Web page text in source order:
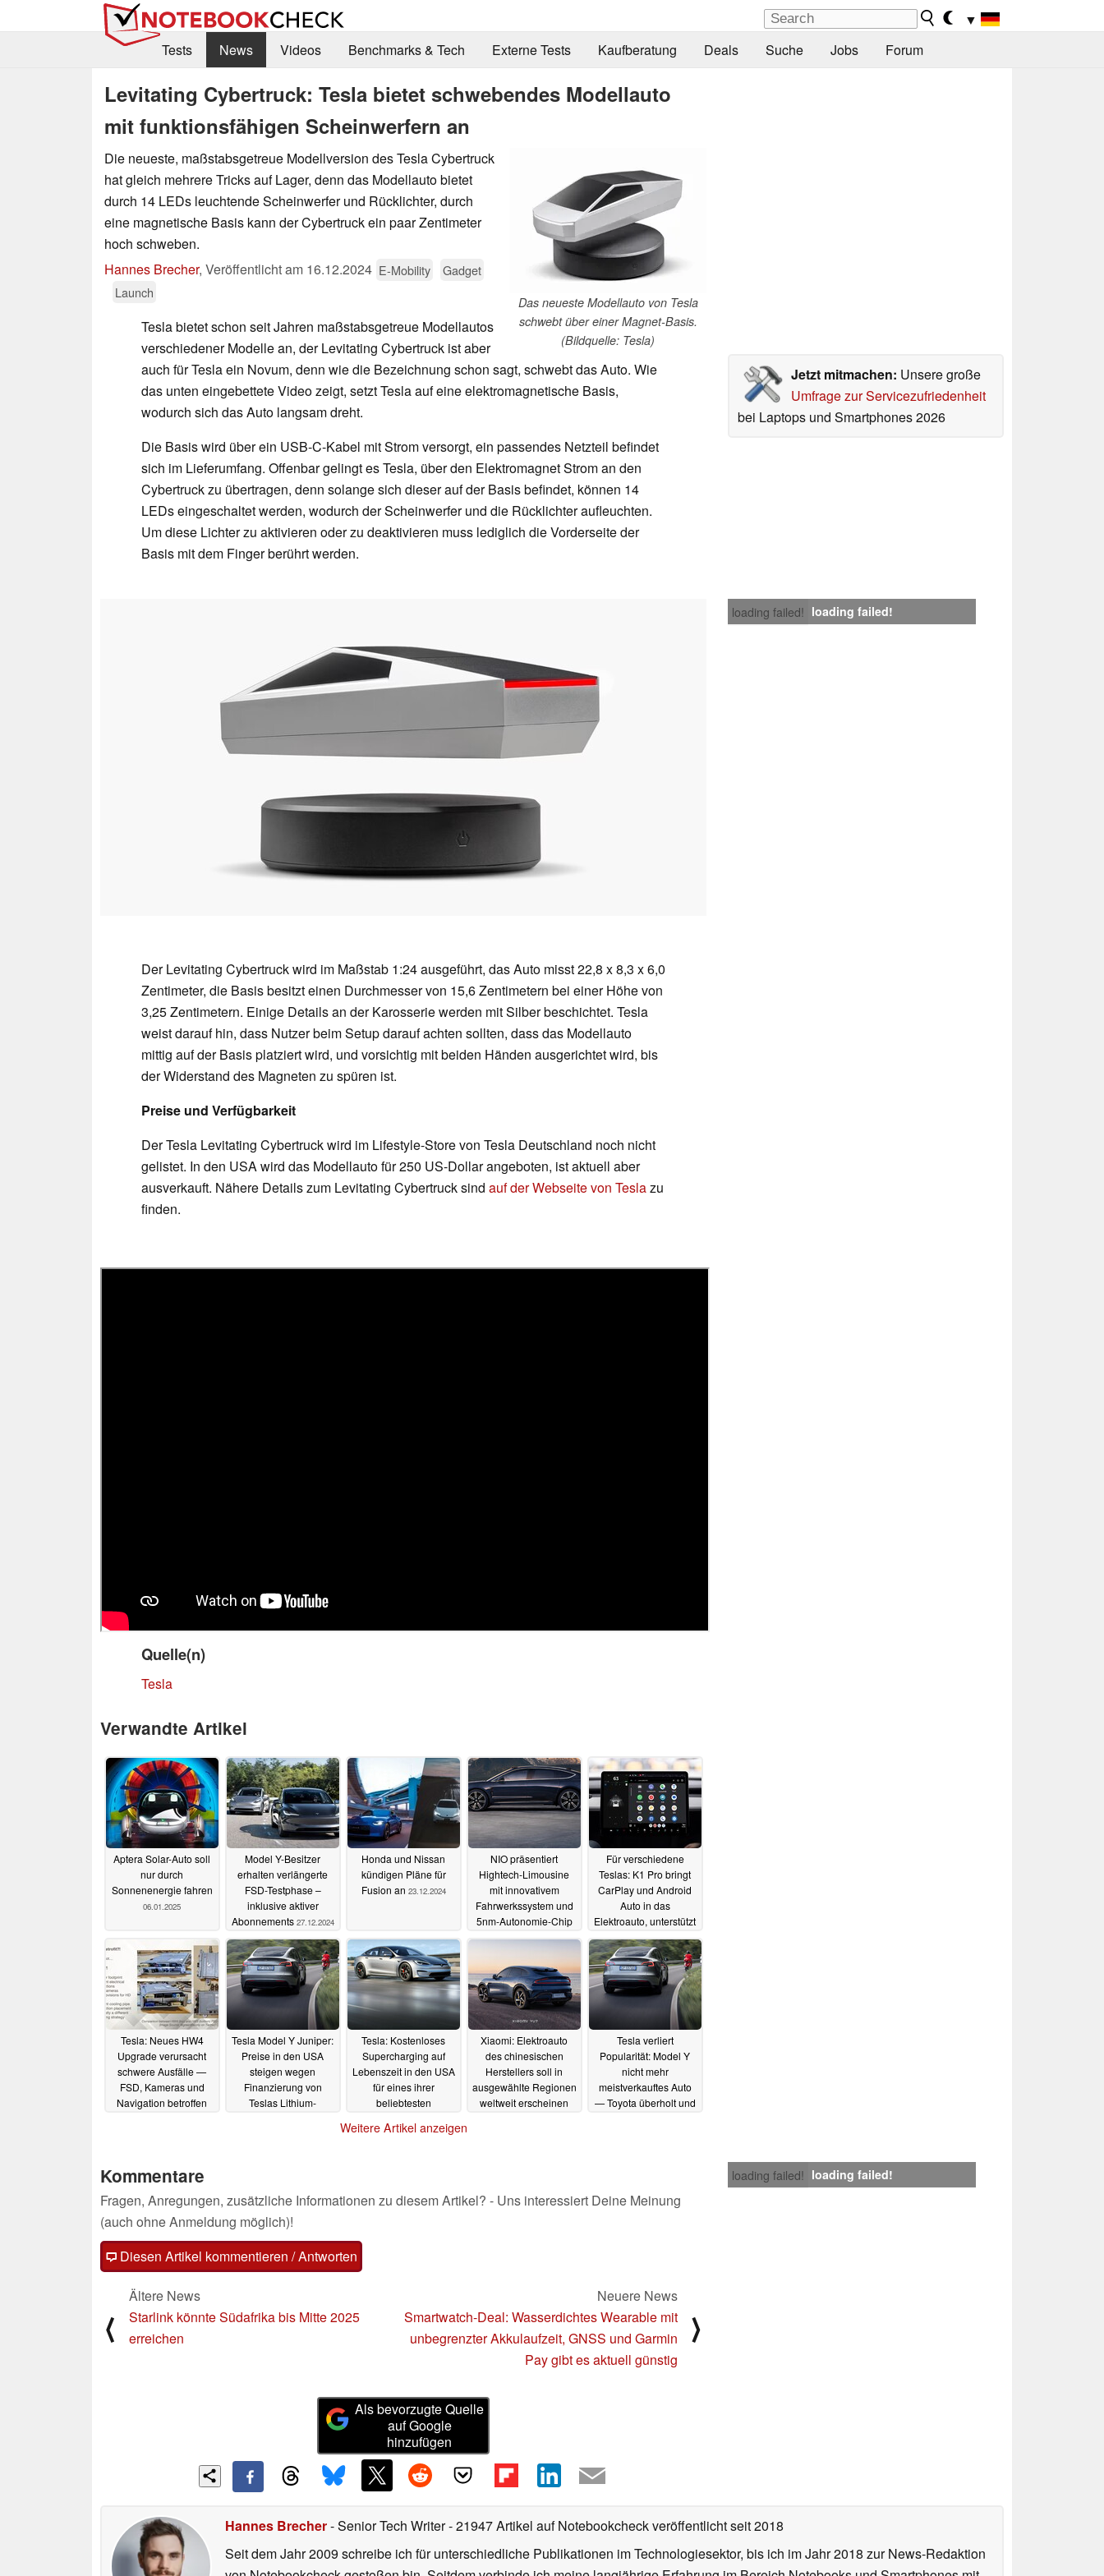
▼
Tests
News Videos Benchmarks & Tech Externe Tests Kaufberatung Deals Suche Jobs Forum
Levitating Cybertruck: Tesla bietet schwebendes Modellauto
mit funktionsfähigen Scheinwerfern an
Das neueste Modellauto von Tesla
schwebt über einer Magnet-Basis.
(Bildquelle: Tesla)
Die neueste, maßstabsgetreue Modellversion des Tesla Cybertruck
hat gleich mehrere Tricks auf Lager, denn das Modellauto bietet
durch 14 LEDs leuchtende Scheinwerfer und Rücklichter, durch
eine magnetische Basis kann der Cybertruck ein paar Zentimeter
hoch schweben.
Hannes Brecher, Veröffentlicht am 16.12.2024 E-Mobility
Gadget
Launch
Jetzt mitmachen: Unsere große
Umfrage zur Servicezufriedenheit
bei Laptops und Smartphones 2026
Tesla bietet schon seit Jahren maßstabsgetreue Modellautos
verschiedener Modelle an, der Levitating Cybertruck ist aber
auch für Tesla ein Novum, denn wie die Bezeichnung schon sagt, schwebt das Auto. Wie
das unten eingebettete Video zeigt, setzt Tesla auf eine elektromagnetische Basis,
wodurch sich das Auto langsam dreht.
Die Basis wird über ein USB-C-Kabel mit Strom versorgt, ein passendes Netzteil befindet
sich im Lieferumfang. Offenbar gelingt es Tesla, über den Elektromagnet Strom an den
Cybertruck zu übertragen, denn solange sich dieser auf der Basis befindet, können 14
LEDs eingeschaltet werden, wodurch der Scheinwerfer und die Rücklichter aufleuchten.
Um diese Lichter zu aktivieren oder zu deaktivieren muss lediglich die Vorderseite der
Basis mit dem Finger berührt werden.
loading failed! loading failed!
Der Levitating Cybertruck wird im Maßstab 1:24 ausgeführt, das Auto misst 22,8 x 8,3 x 6,0
Zentimeter, die Basis besitzt einen Durchmesser von 15,6 Zentimetern bei einer Höhe von
3,25 Zentimetern. Einige Details an der Karosserie werden mit Silber beschichtet. Tesla
weist darauf hin, dass Nutzer beim Setup darauf achten sollten, dass das Modellauto
mittig auf der Basis platziert wird, und vorsichtig mit beiden Händen ausgerichtet wird, bis
der Widerstand des Magneten zu spüren ist.
Preise und Verfügbarkeit
Der Tesla Levitating Cybertruck wird im Lifestyle-Store von Tesla Deutschland noch nicht
gelistet. In den USA wird das Modellauto für 250 US-Dollar angeboten, ist aktuell aber
ausverkauft. Nähere Details zum Levitating Cybertruck sind auf der Webseite von Teslazu
finden.
Quelle(n)
Tesla
Verwandte Artikel
Aptera Solar-Auto soll
nur durch
Sonnenenergie fahren
06.01.2025
Model Y-Besitzer
erhalten verlängerte
FSD-Testphase –
inklusive aktiver
Abonnements 27.12.2024
Honda und Nissan
kündigen Pläne für
Fusion an 23.12.2024
NIO präsentiert
Hightech-Limousine
mit innovativem
Fahrwerkssystem und
5nm-Autonomie-Chip
für selbstfahrende
Für verschiedene
Teslas: K1 Pro bringt
CarPlay und Android
Auto in das
Elektroauto, unterstützt
auch HDMI-Bildquellen
22.12.2024
Tesla: Neues HW4
Upgrade verursacht
schwere Ausfälle —
FSD, Kameras und
Navigation betroffen
Tesla Model Y Juniper:
Preise in den USA
steigen wegen
Finanzierung von
Teslas Lithium-
Tesla: Kostenloses
Supercharging auf
Lebenszeit in den USA
für eines ihrer
beliebtesten
Hoffnung auf ähnliches
Xiaomi: Elektroauto
des chinesischen
Herstellers soll in
ausgewählte Regionen
weltweit erscheinen
Tesla verliert
Popularität: Model Y
nicht mehr
meistverkauftes Auto
— Toyota überholt und
Weitere Artikel anzeigen
loading failed! loading failed!
Kommentare
Fragen, Anregungen, zusätzliche Informationen zu diesem Artikel? - Uns interessiert Deine Meinung
(auch ohne Anmeldung möglich)!
Diesen Artikel kommentieren / Antworten
⟨
Ältere News
Starlink könnte Südafrika bis Mitte 2025
erreichen
Neuere News
Smartwatch-Deal: Wasserdichtes Wearable mit
unbegrenzter Akkulaufzeit, GNSS und Garmin
Pay gibt es aktuell günstig
⟩
Als bevorzugte Quelle
auf Google
hinzufügen
Hannes Brecher- Senior Tech Writer- 21947 Artikel auf Notebookcheck veröffentlichtseit 2018
Seit dem Jahr 2009 schreibe ich für unterschiedliche Publikationen im Technologiesektor, bis ich im Jahr 2018 zur News-Redaktion